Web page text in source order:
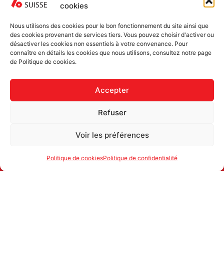
cookies
Nous utilisons des cookies pour le bon fonctionnement du site ainsi que
des cookies provenant de services tiers. Vous pouvez choisir d'activer ou
désactiver les cookies non essentiels à votre convenance. Pour
connaître en détails les cookies que nous utilisons, consultez notre page
de Politique de cookies.
Accepter
Refuser
Voir les préférences
Politique de cookiesPolitique de confidentialité
NEWSLETTER
5-6 FOIS PAR ANNÉE
Newsletter uniquement et désinscription possible